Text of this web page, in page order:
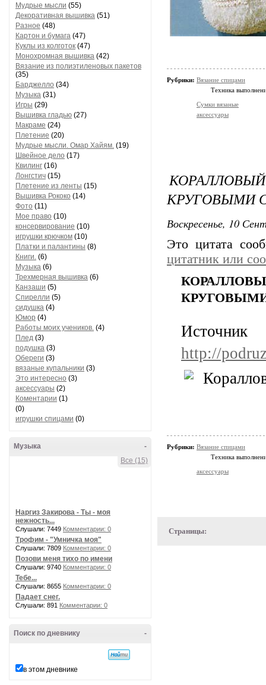
Мудрые мысли (55)
Декоративная вышивка (51)
Разное (48)
Картон и бумага (47)
Куклы из колготок (47)
Монохромная вышивка (42)
Вязание из полиэтиленовых пакетов
(35)
Барджелло (34)
Музыка (31)
Игры (29)
Вышивка гладью (27)
Макраме (24)
Плетение (20)
Мудрые мысли. Омар Хайям. (19)
Швейное дело (17)
Квилинг (16)
Лонгстич (15)
Плетение из ленты (15)
Вышивка Рококо (14)
Фото (11)
Мое право (10)
консервирование (10)
игрушки крючком (10)
Платки и палантины (8)
Книги. (6)
Музыка (6)
Трехмерная вышивка (6)
Канзаши (5)
Спирелли (5)
сидушка (4)
Юмор (4)
Работы моих учеников. (4)
Плед (3)
подушка (3)
Обереги (3)
вязаные купальники (3)
Это интересно (3)
аксессуары (2)
Коментарии (1)
(0)
игрушки спицами (0)
-
Музыка
Все (15)
Наргиз Закирова - Ты - моя
нежность...
Слушали: 7449 Комментарии: 0
Трофим - "Умничка моя"
Слушали: 7809 Комментарии: 0
Позови меня тихо по имени
Слушали: 9740 Комментарии: 0
Тебе...
Слушали: 8655 Комментарии: 0
Падает снег.
Слушали: 891 Комментарии: 0
-
Поиск по дневнику
в этом дневнике
Рубрики: Вязание спицами
Техника
Сумки вязаные
аксессуары
КРУГОВЫМИ
Воскресенье, 10
Это цитата
цитатник или
Источник
http://
Рубрики: Вязание спицами
Техника
аксессуары
Страницы: